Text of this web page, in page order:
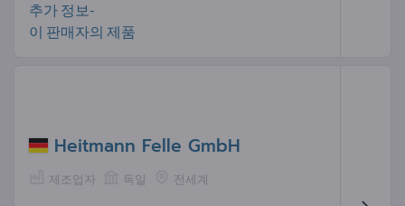
추가 정보-
이 판매자의 제품
Heitmann Felle GmbH
제조업자 독일 전세계